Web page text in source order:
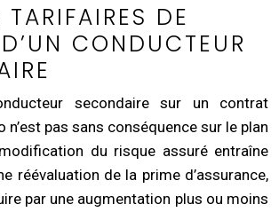
DE
CONDUCTEUR
secondaire sur un contrat
n’est pas sans conséquence sur le plan
du risque assuré entraîne
réévaluation de la prime d’assurance,
par une augmentation plus ou moins